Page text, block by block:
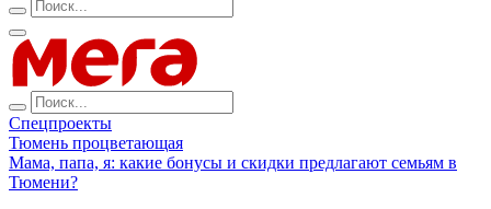
Спецпроекты
Тюмень процветающая
Мама, папа, я: какие бонусы и скидки предлагают семьям в
Тюмени?